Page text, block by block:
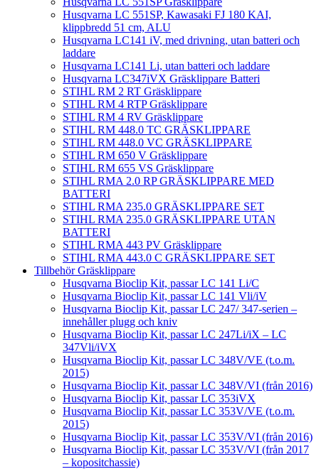
Husqvarna LC 551SP, Kawasaki FJ 180 KAI,
klippbredd 51 cm, ALU
Husqvarna LC141 iV, med drivning, utan batteri och
laddare
Husqvarna LC141 Li, utan batteri och laddare
Husqvarna LC347iVX Gräsklippare Batteri
STIHL RM 2 RT Gräsklippare
STIHL RM 4 RTP Gräsklippare
STIHL RM 4 RV Gräsklippare
STIHL RM 448.0 TC GRÄSKLIPPARE
STIHL RM 448.0 VC GRÄSKLIPPARE
STIHL RM 650 V Gräsklippare
STIHL RM 655 VS Gräsklippare
STIHL RMA 2.0 RP GRÄSKLIPPARE MED
BATTERI
STIHL RMA 235.0 GRÄSKLIPPARE SET
STIHL RMA 235.0 GRÄSKLIPPARE UTAN
BATTERI
STIHL RMA 443 PV Gräsklippare
STIHL RMA 443.0 C GRÄSKLIPPARE SET
Tillbehör Gräsklippare
Husqvarna Bioclip Kit, passar LC 141 Li/C
Husqvarna Bioclip Kit, passar LC 141 Vli/iV
Husqvarna Bioclip Kit, passar LC 247/ 347-serien –
innehåller plugg och kniv
Husqvarna Bioclip Kit, passar LC 247Li/iX – LC
347Vli/iVX
Husqvarna Bioclip Kit, passar LC 348V/VE (t.o.m.
2015)
Husqvarna Bioclip Kit, passar LC 348V/VI (från 2016)
Husqvarna Bioclip Kit, passar LC 353iVX
Husqvarna Bioclip Kit, passar LC 353V/VE (t.o.m.
2015)
Husqvarna Bioclip Kit, passar LC 353V/VI (från 2016)
Husqvarna Bioclip Kit, passar LC 353V/VI (från 2017
– kopositchassie)